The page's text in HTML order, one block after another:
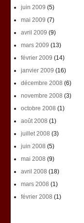
juin 2009 (5)
mai 2009 (7)
avril 2009 (9)
mars 2009 (13)
février 2009 (14)
janvier 2009 (16)
décembre 2008 (6)
novembre 2008 (3)
octobre 2008 (1)
août 2008 (1)
juillet 2008 (3)
juin 2008 (5)
mai 2008 (9)
avril 2008 (18)
mars 2008 (1)
février 2008 (1)